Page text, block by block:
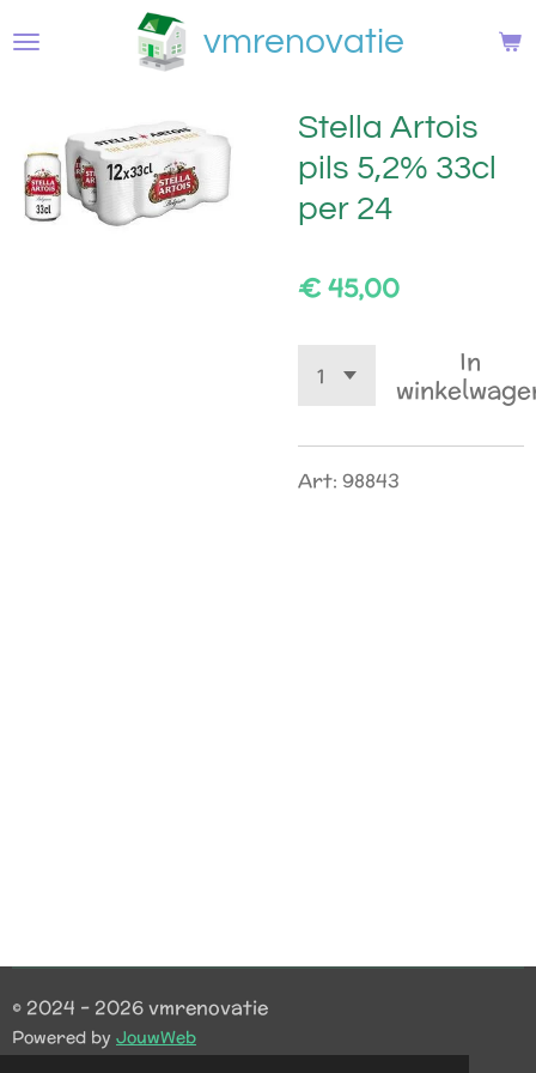
direct
hoofdinhoud
vmrenovatie
Stella Artois
pils 5,2% 33cl
per 24
€ 45,00
In
Art: 98843
© 2024 - 2026 vmrenovatie
Powered by JouwWeb